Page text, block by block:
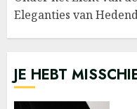
Eleganties van
JE HEBT